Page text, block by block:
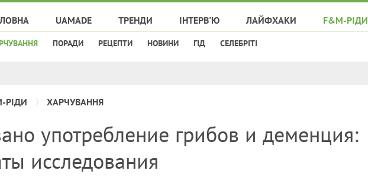
UAMADE ТРЕНДИ ІНТЕРВ'Ю ЛАЙФХАКИ F&M-РІДИ
ПОРАДИ РЕЦЕПТИ НОВИНИ ГІД СЕЛЕБРІТІ
РІДИ ХАРЧУВАННЯ
употребление грибов и деменция:
исследования